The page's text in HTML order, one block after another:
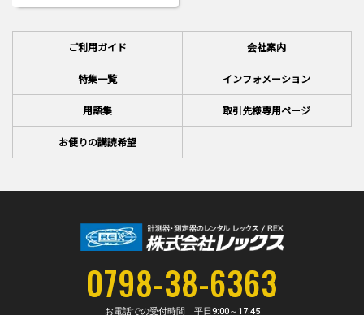
ご利用ガイド 会社案内
特集一覧 インフォメーション
用語集 取引先様専用ページ
お便りの講読希望
0798-38-6363
お電話での受付時間 平日9:00～17:45